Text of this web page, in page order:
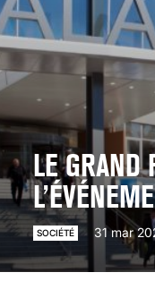
LE GRAND
SOCIÉTÉ 31 mar